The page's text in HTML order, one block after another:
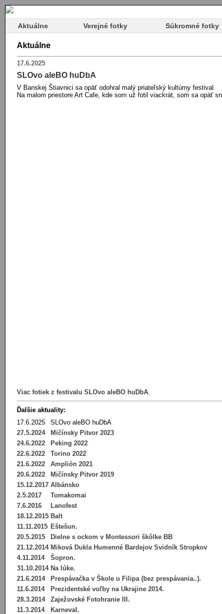
Aktuálne Verejné fotky Súkromné fotky
Aktuálne
17.6.2025
SLOvo aleBO huDbA
V Banskej Štiavnici sa opäť odohral malý priateľský kultúrny festival.
Na malom priestore Art Cafe, kde som už fotil viackrát, som sa opäť
Viac fotiek z festivalu SLOvo aleBO huDbA.
Ďalšie aktuality:
17.6.2025
SLOvo aleBO huDbA
27.5.2024
Mičínsky Pitvor 2023
24.6.2022
Peking 2022
22.6.2022
Torino 2022
21.6.2022
Amplión 2021
20.6.2022
Mičínsky Pitvor 2019
15.12.2017 Albánsko
2.5.2017
Tomakomai
7.6.2016
Lanofest
18.12.2015 Balt
11.11.2015 Eštešun.
20.5.2015
Dielne s ockom v Montessori škôlke BB
21.12.2014 Miková Dukla Humenné Bardejov Svidník Stropkov
4.11.2014
Šopron.
31.10.2014 Na lúke.
21.6.2014
Prespávačka v Škole u Filipa (bez prespávania..).
11.6.2014
Prezidentské voľby na Ukrajine 2014.
28.3.2014
Zaježovské Fotohranie III.
11.3.2014
Karneval.